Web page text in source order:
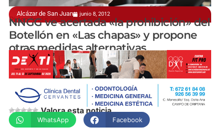
Alcázar de San Juan junio 8, 2012
Piden "más seguridad e higiene"
NNGG ve acertada «la prohibición» del
Botellón en «Las chapas» y propone
otras medidas alternativas
manchainformacion.com
Valora esta noticia
WhatsApp Facebook